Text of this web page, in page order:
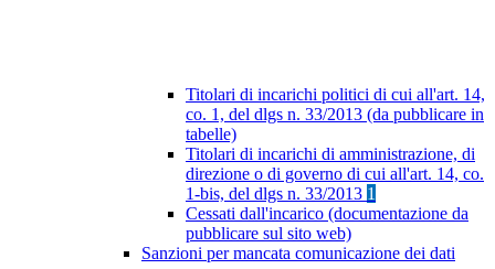
Titolari di incarichi politici di cui all'art. 14,
co. 1, del dlgs n. 33/2013 (da pubblicare in
tabelle)
Titolari di incarichi di amministrazione, di
direzione o di governo di cui all'art. 14, co.
1-bis, del dlgs n. 33/2013 1
Cessati dall'incarico (documentazione da
pubblicare sul sito web)
Sanzioni per mancata comunicazione dei dati